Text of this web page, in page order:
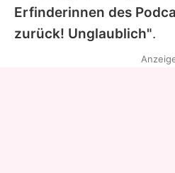
Erfinderinnen des
zurück! Unglaublich".